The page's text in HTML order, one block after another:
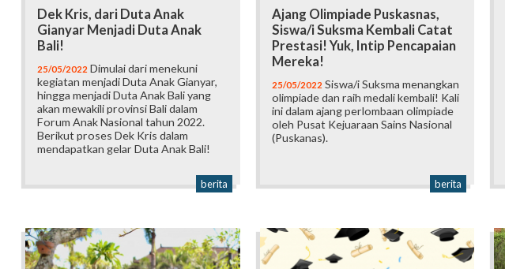
Dek Kris, dari Duta Anak
Gianyar Menjadi Duta Anak
Bali!
25/05/2022 Dimulai dari menekuni
kegiatan menjadi Duta Anak Gianyar,
hingga menjadi Duta Anak Bali yang
akan mewakili provinsi Bali dalam
Forum Anak Nasional tahun 2022.
Berikut proses Dek Kris dalam
mendapatkan gelar Duta Anak Bali!
berita
Ajang Olimpiade Puskasnas,
Siswa/i Suksma Kembali Catat
Prestasi! Yuk, Intip Pencapaian
Mereka!
25/05/2022 Siswa/i Suksma menangkan
olimpiade dan raih medali kembali! Kali
ini dalam ajang perlombaan olimpiade
oleh Pusat Kejuaraan Sains Nasional
(Puskanas).
berita